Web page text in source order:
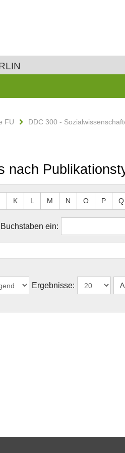
FU DDC 300 -
nach
K L M N O P Q
ein:
Ergebnisse: